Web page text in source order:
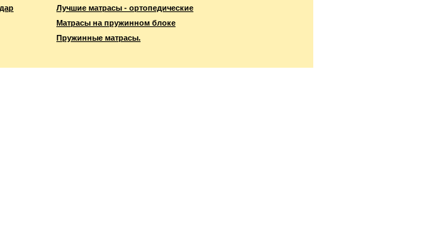
Лучшие матрасы - ортопедические
Матрасы на пружинном блоке
Пружинные матрасы.